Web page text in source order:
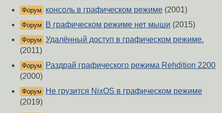
Форум консоль в графическом режиме (2001)
Форум В графическом режиме нет мыши (2015)
Форум Удалённый доступ в графическом режиме.
(2011)
Форум
Раздрай графического режима Rehdition 2200
(2000)
Форум
Не грузится NixOS в графическом режиме
(2019)